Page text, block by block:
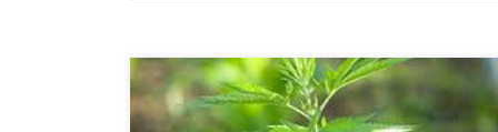
Zatwierdzenie syntetycznego THC
Zatwierdzenie syntetycznego THC przez